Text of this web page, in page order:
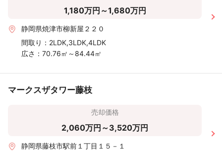
1,180万円～1,680万円
静岡県焼津市柳新屋２２０
間取り： 2LDK,3LDK,4LDK
広さ： 70.76㎡～84.44㎡
マークスザタワー藤枝
売却価格
2,060万円～3,520万円
静岡県藤枝市駅前１丁目１５－１